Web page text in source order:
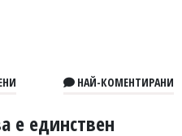
НАЙ-КОМЕНТИРАНИ
е единствен